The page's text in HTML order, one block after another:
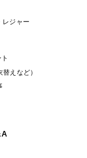
レジャー
えなど）